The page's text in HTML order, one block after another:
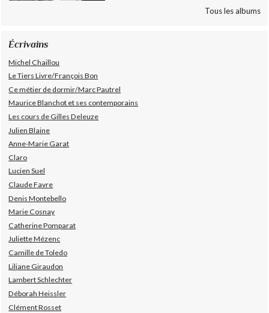
Tous les albums
Écrivains
Michel Chaillou
Le Tiers Livre/François Bon
Ce métier de dormir/Marc Pautrel
Maurice Blanchot et ses contemporains
Les cours de Gilles Deleuze
Julien Blaine
Anne-Marie Garat
Claro
Lucien Suel
Claude Favre
Denis Montebello
Marie Cosnay
Catherine Pomparat
Juliette Mézenc
Camille de Toledo
Liliane Giraudon
Lambert Schlechter
Déborah Heissler
Clément Rosset